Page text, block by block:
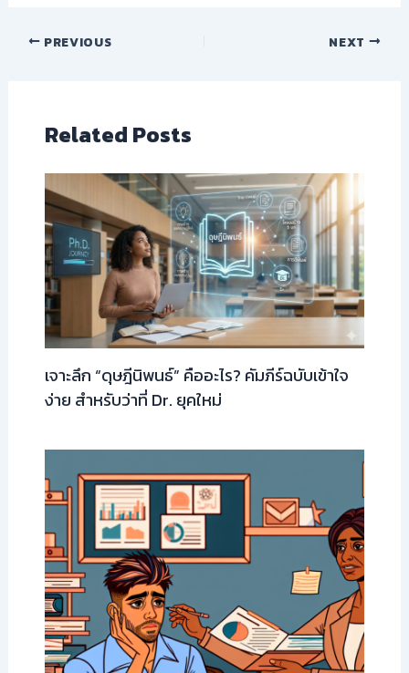
PREVIOUS NEXT
Related Posts
เจาะลึก “ดุษฎีนิพนธ์” คืออะไร? คัมภีร์ฉบับเข้าใจ
ง่าย สำหรับว่าที่ Dr. ยุคใหม่